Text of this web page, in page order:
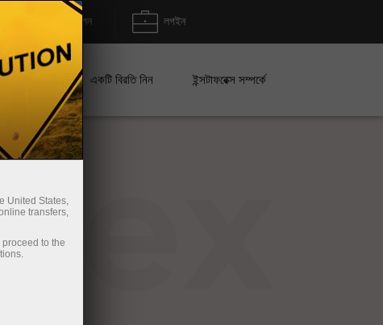
জমা/উত্তোলন লগইন
একটি বিরতি নিন ইন্সটাফরেক্স সম্পর্কে
United States,
transfers,
to the